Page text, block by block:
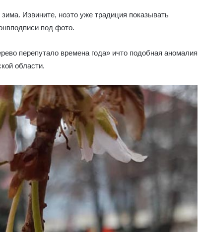
Извините, ноэто уже традиция показывать
под фото.
перепутало времена года» ичто подобная аномалия
области.